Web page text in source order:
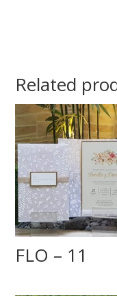
Related
FLO – 11